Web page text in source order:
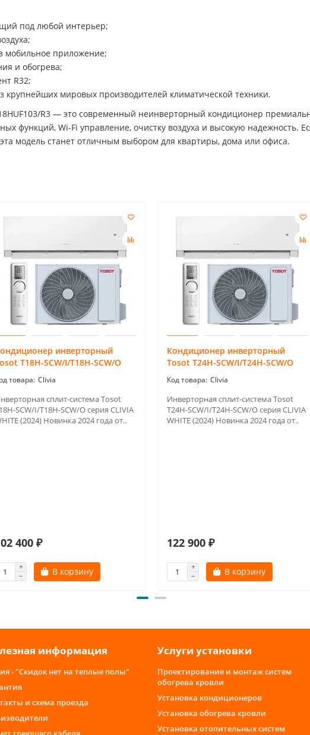
под любой интерьер;
мобильное приложение;
и обогрева;
R32;
крупнейших мировых производителей климатической техники.
R3 — это современный неинверторный кондиционер
функций, Wi-Fi управление, очистку воздуха и высокую надежность.
модель станет отличным выбором для квартиры, дома или офиса.
инверторный
T18H-SCW/I/T18H-SCW/O
Clivia
сплит-система Tosot
SCW/I/T18H-SCW/O серия CLIVIA
(2024) Новинка 2024 года от..
400 ₽
В корзину
Кондиционер инверторный
Tosot T24H-SCW/I/T24H-SCW/O
Clivia
Инверторная сплит-система Tosot
T24H-SCW/I/T24H-SCW/O серия CLIVIA
WHITE (2024) Новинка 2024 года от..
122 900 ₽
В корзину
информация
- "Скидок нет на теплые полы"
и схема проезда
Услуги установки
Проектирование и монтаж систем
обогрева кровли
Установка кондиционеров
Установка обогрева кровли
Установка отопительных систем